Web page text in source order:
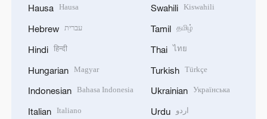
Hausa Hausa
Hebrew עברית
Hindi हिन्दी
Hungarian Magyar
Indonesian Bahasa Indonesia
Italian Italiano
Swahili Kiswahili
Tamil தமிழ்
Thai ไทย
Turkish Türkçe
Ukrainian Українська
Urdu اردو